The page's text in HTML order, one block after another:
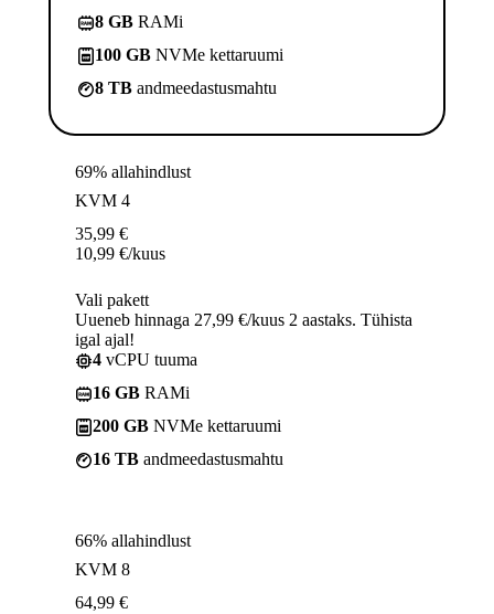
8 GB RAMi
100 GB NVMe kettaruumi
8 TB andmeedastusmahtu
69% allahindlust
KVM 4
35,99 €
10,99 €/kuus
Vali pakett
Uueneb hinnaga 27,99 €/kuus 2 aastaks. Tühista
igal ajal!
4 vCPU tuuma
16 GB RAMi
200 GB NVMe kettaruumi
16 TB andmeedastusmahtu
66% allahindlust
KVM 8
64,99 €